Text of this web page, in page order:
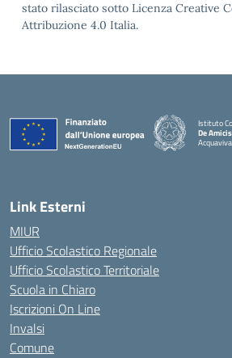
stato rilasciato sotto Licenza Creative
Attribuzione 4.0 Italia.
Istituto
De
— Visita
Link Esterni
MIUR
Ufficio Scolastico Regionale
Ufficio Scolastico Territoriale
Scuola in Chiaro
Iscrizioni On Line
Invalsi
Comune